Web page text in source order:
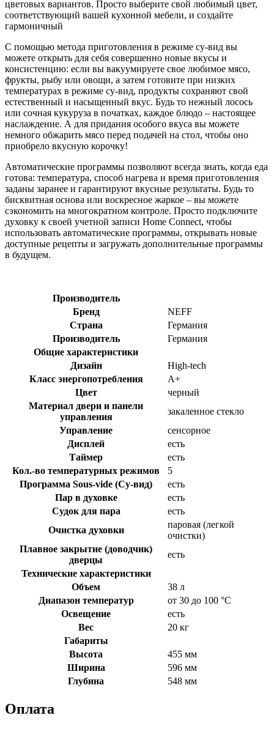
цветовых вариантов. Просто выберите свой любимый цвет,
соответствующий вашей кухонной мебели, и создайте
гармоничный
С помощью метода приготовления в режиме су-вид вы
можете открыть для себя совершенно новые вкусы и
консистенцию: если вы вакуумируете свое любимое мясо,
фрукты, рыбу или овощи, а затем готовите при низких
температурах в режиме су-вид, продукты сохраняют свой
естественный и насыщенный вкус. Будь то нежный лосось
или сочная кукуруза в початках, каждое блюдо – настоящее
наслаждение. А для придания особого вкуса вы можете
немного обжарить мясо перед подачей на стол, чтобы оно
приобрело вкусную корочку!
Автоматические программы позволяют всегда знать, когда еда
готова: температура, способ нагрева и время приготовления
заданы заранее и гарантируют вкусные результаты. Будь то
бисквитная основа или воскресное жаркое – вы можете
сэкономить на многократном контроле. Просто подключите
духовку к своей учетной записи Home Connect, чтобы
использовать автоматические программы, открывать новые
доступные рецепты и загружать дополнительные программы
в будущем.
Производитель
Бренд
NEFF
Страна
Германия
Производитель
Германия
Общие характеристики
Дизайн
High-tech
Класс энергопотребления
A+
Цвет
черный
Материал двери и панели
управления
закаленное стекло
Управление
сенсорное
Дисплей
есть
Таймер
есть
Кол.-во температурных режимов
5
Программа Sous-vide (Су-вид)
есть
Пар в духовке
есть
Судок для пара
есть
Очистка духовки
паровая (легкой
очистки)
Плавное закрытие (доводчик)
дверцы
есть
Технические характеристики
Объем
38 л
Диапазон температур
от 30 до 100 °C
Освещение
есть
Вес
20 кг
Габариты
Высота
455 мм
Ширина
596 мм
Глубина
548 мм
Оплата